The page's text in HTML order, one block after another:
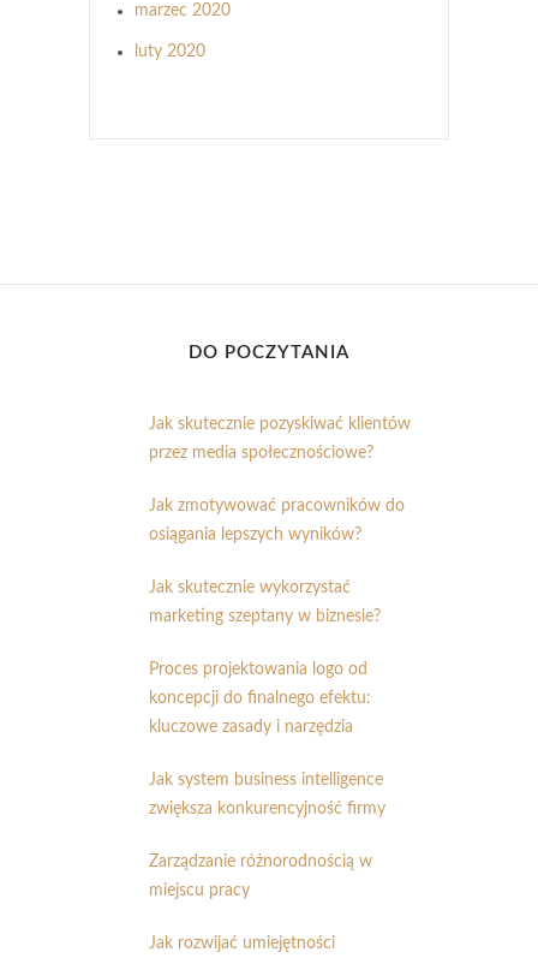
marzec 2020
luty 2020
DO POCZYTANIA
Jak skutecznie pozyskiwać klientów
przez media społecznościowe?
Jak zmotywować pracowników do
osiągania lepszych wyników?
Jak skutecznie wykorzystać
marketing szeptany w biznesie?
Proces projektowania logo od
koncepcji do finalnego efektu:
kluczowe zasady i narzędzia
Jak system business intelligence
zwiększa konkurencyjność firmy
Zarządzanie różnorodnością w
miejscu pracy
Jak rozwijać umiejętności